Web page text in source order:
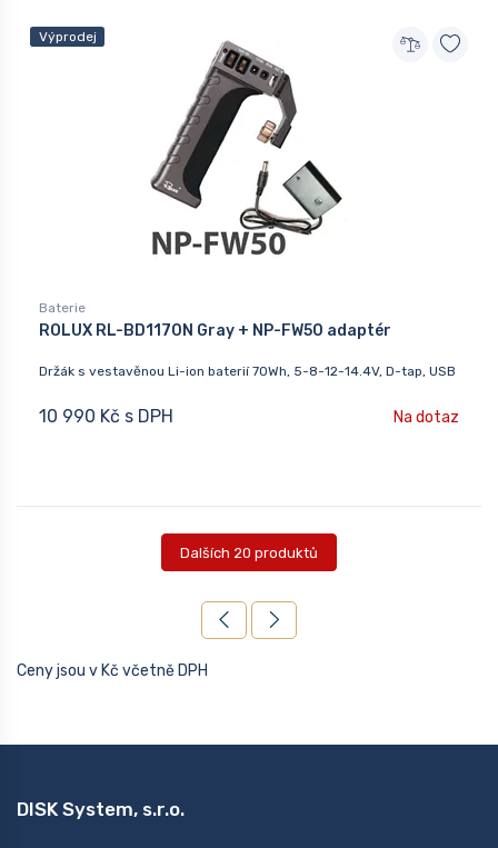
Výprodej
Baterie
ROLUX RL-BD1170N Gray + NP-FW50 adaptér
Držák s vestavěnou Li-ion baterií 70Wh, 5-8-12-14.4V, D-tap, USB
10 990 Kč s DPH Na dotaz
Dalších 20 produktů
Ceny jsou v Kč včetně DPH
DISK System, s.r.o.